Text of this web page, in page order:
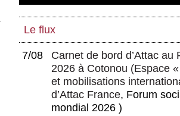
Le flux
7/08
Carnet de bord d’Attac au
2026 à Cotonou (Espace
et mobilisations
d’Attac France, Forum
mondial 2026 )